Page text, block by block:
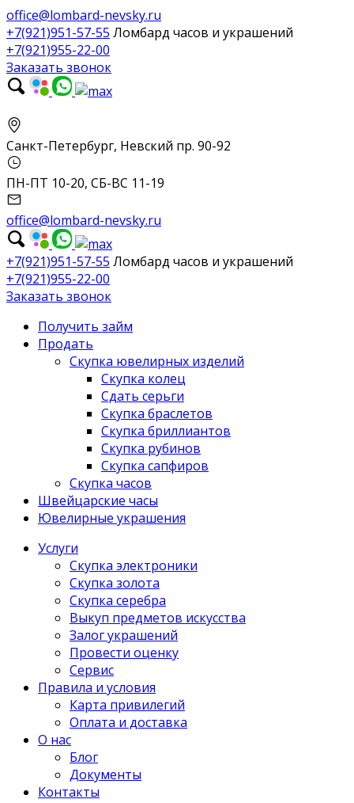
office@lombard-nevsky.ru
+7(921)951-57-55 Ломбард часов и украшений
+7(921)955-22-00
Заказать звонок
Санкт-Петербург, Невский пр. 90-92
ПН-ПТ 10-20, СБ-ВС 11-19
office@lombard-nevsky.ru
+7(921)951-57-55 Ломбард часов и украшений
+7(921)955-22-00
Заказать звонок
Получить займ
Продать
Скупка ювелирных изделий
Скупка колец
Сдать серьги
Скупка браслетов
Скупка бриллиантов
Скупка рубинов
Скупка сапфиров
Скупка часов
Швейцарские часы
Ювелирные украшения
Услуги
Скупка электроники
Скупка золота
Скупка серебра
Выкуп предметов искусства
Залог украшений
Провести оценку
Сервис
Правила и условия
Карта привилегий
Оплата и доставка
О нас
Блог
Документы
Контакты